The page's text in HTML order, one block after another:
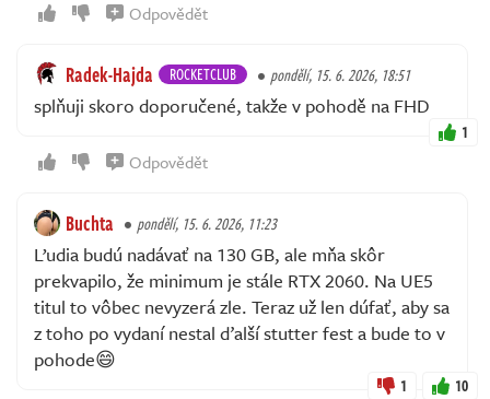
Odpovědět
Radek-Hajda ROCKETCLUB pondělí, 15. 6. 2026, 18:51
splňuji skoro doporučené, takže v pohodě na FHD
1
Odpovědět
Buchta pondělí, 15. 6. 2026, 11:23
Ľudia budú nadávať na 130 GB, ale mňa skôr
prekvapilo, že minimum je stále RTX 2060. Na UE5
titul to vôbec nevyzerá zle. Teraz už len dúfať, aby sa
z toho po vydaní nestal ďalší stutter fest a bude to v
pohode😄
1 10